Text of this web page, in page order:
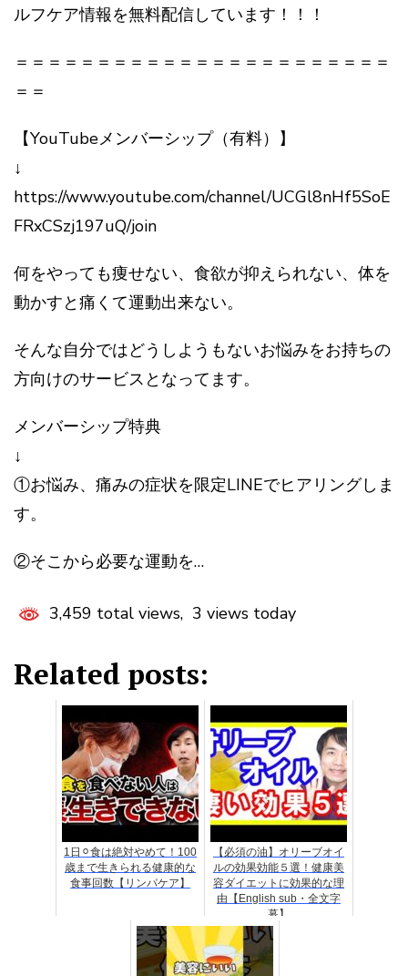
ルフケア情報を無料配信しています！！！
＝＝＝＝＝＝＝＝＝＝＝＝＝＝＝＝＝＝＝＝＝＝＝
＝＝
【YouTubeメンバーシップ（有料）】
↓
https://www.youtube.com/channel/UCGl8nHf5SoE
FRxCSzj197uQ/join
何をやっても痩せない、食欲が抑えられない、体を
動かすと痛くて運動出来ない。
そんな自分ではどうしようもないお悩みをお持ちの
方向けのサービスとなってます。
メンバーシップ特典
↓
①お悩み、痛みの症状を限定LINEでヒアリングしま
す。
②そこから必要な運動を…
3,459 total views, 3 views today
Related posts:
1日⚪︎食は絶対やめて！100
歳まで生きられる健康的な
食事回数【リンパケア】
【必須の油】オリーブオイ
ルの効果効能５選！健康美
容ダイエットに効果的な理
由【English sub・全文字
幕】